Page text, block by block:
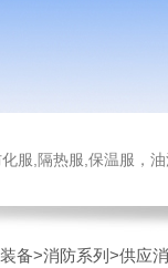
服,隔热服,保温服，
备>消防系列 >供应